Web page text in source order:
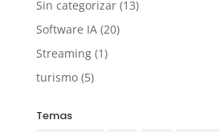
Sin categorizar(13)
Software IA(20)
Streaming(1)
turismo(5)
Temas